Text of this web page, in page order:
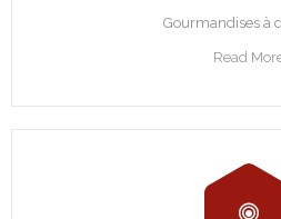
Gourmandises à
Read